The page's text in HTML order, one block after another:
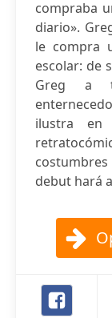
compraba
diario».
le compra
escolar: de
Greg a
ilustra en
costumbres
debut hará